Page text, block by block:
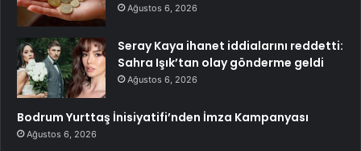
Ağustos 6, 2026
Seray Kaya ihanet iddialarını reddetti:
Sahra Işık’tan olay gönderme geldi
Ağustos 6, 2026
Bodrum Yurttaş İnisiyatifi’nden İmza Kampanyası
Ağustos 6, 2026